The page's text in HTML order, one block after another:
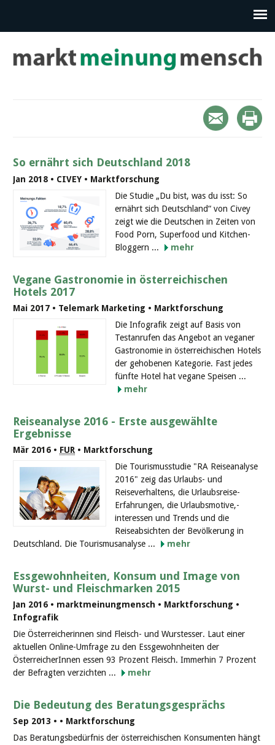
So ernährt sich Deutschland 2018
Jan 2018 • CIVEY • Marktforschung
Die Studie „Du bist, was du isst: So
ernährt sich Deutschland“ von Civey
zeigt wie die Deutschen in Zeiten von
Food Porn, Superfood und Kitchen-
Bloggern ...
mehr
Vegane Gastronomie in österreichischen
Hotels 2017
Mai 2017 • Telemark Marketing • Marktforschung
Die Infografik zeigt auf Basis von
Testanrufen das Angebot an veganer
Gastronomie in österreichischen Hotels
der gehobenen Kategorie. Fast jedes
fünfte Hotel hat vegane Speisen ...
mehr
Reiseanalyse 2016 - Erste ausgewählte
Ergebnisse
Mär 2016 • FUR • Marktforschung
Die Tourismusstudie "RA Reiseanalyse
2016" zeig das Urlaubs- und
Reiseverhaltens, die Urlaubsreise-
Erfahrungen, die Urlaubsmotive,-
interessen und Trends und die
Reiseabsichten der Bevölkerung in
Deutschland. Die Tourismusanalyse ...
mehr
Essgewohnheiten, Konsum und Image von
Wurst- und Fleischmarken 2015
Jan 2016 • marktmeinungmensch • Marktforschung •
Infografik
Die Österreicherinnen sind Fleisch- und Wurstesser. Laut einer
aktuellen Online-Umfrage zu den Essgewohnheiten der
ÖsterreicherInnen essen 93 Prozent Fleisch. Immerhin 7 Prozent
der Befragten verzichten ...
mehr
Die Bedeutung des Beratungsgesprächs
Sep 2013 • • Marktforschung
Das Beratungsbedürfnis der österreichischen Konsumenten hängt